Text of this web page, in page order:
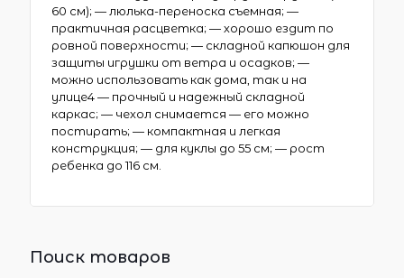
60 см); — люлька-переноска съемная; —
практичная расцветка; — хорошо ездит по
ровной поверхности; — складной капюшон для
защиты игрушки от ветра и осадков; —
можно использовать как дома, так и на
улице4 — прочный и надежный складной
каркас; — чехол снимается — его можно
постирать; — компактная и легкая
конструкция; — для куклы до 55 см; — рост
ребенка до 116 см.
Поиск товаров